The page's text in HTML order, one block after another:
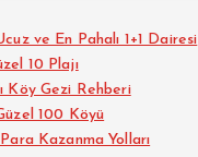
ve En Pahalı 1+1 Dairesi
10 Plajı
Köy Gezi Rehberi
100 Köyü
Kazanma Yolları